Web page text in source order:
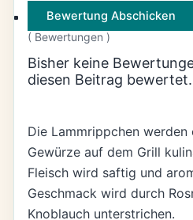
Bewertung Abschicken
( Bewertungen )
Bisher keine
diesen Beitrag bewertet.
Die Lammrippchen
Gewürze auf dem Grill
Fleisch wird saftig und
Geschmack wird durch
Knoblauch unterstrichen.